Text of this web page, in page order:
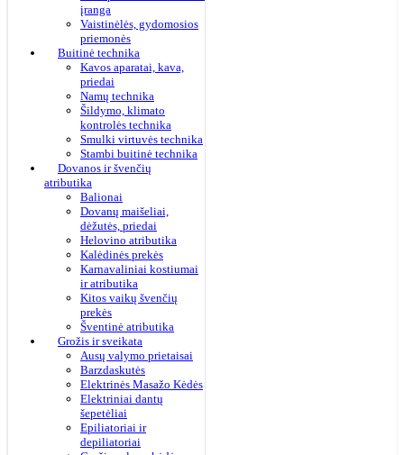
įranga
Vaistinėlės, gydomosios
priemonės
Buitinė technika
Kavos aparatai, kava,
priedai
Namų technika
Šildymo, klimato
kontrolės technika
Smulki virtuvės technika
Stambi buitinė technika
Dovanos ir švenčių
atributika
Balionai
Dovanų maišeliai,
dėžutės, priedai
Helovino atributika
Kalėdinės prekės
Karnavaliniai kostiumai
ir atributika
Kitos vaikų švenčių
prekės
Šventinė atributika
Grožis ir sveikata
Ausų valymo prietaisai
Barzdaskutės
Elektrinės Masažo Kėdės
Elektriniai dantų
šepetėliai
Epiliatoriai ir
depiliatoriai